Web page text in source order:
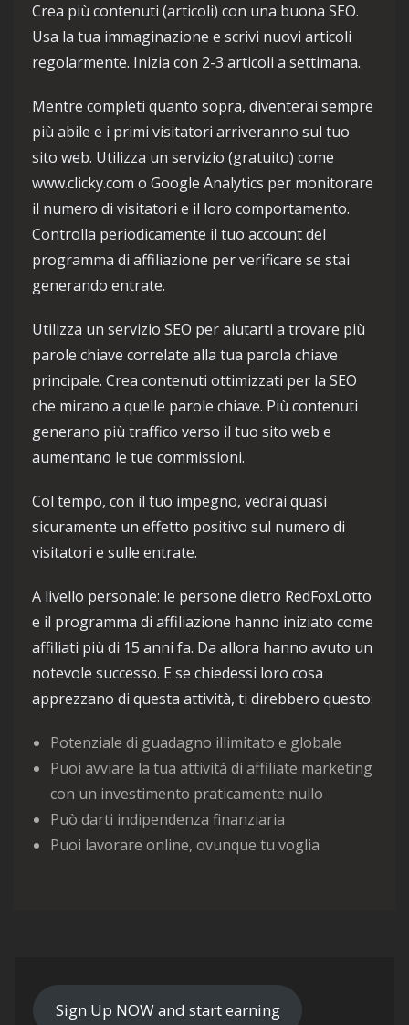
Crea più contenuti (articoli) con una buona SEO.
Usa la tua immaginazione e scrivi nuovi articoli
regolarmente. Inizia con 2-3 articoli a settimana.
Mentre completi quanto sopra, diventerai sempre
più abile e i primi visitatori arriveranno sul tuo
sito web. Utilizza un servizio (gratuito) come
www.clicky.com o Google Analytics per monitorare
il numero di visitatori e il loro comportamento.
Controlla periodicamente il tuo account del
programma di affiliazione per verificare se stai
generando entrate.
Utilizza un servizio SEO per aiutarti a trovare più
parole chiave correlate alla tua parola chiave
principale. Crea contenuti ottimizzati per la SEO
che mirano a quelle parole chiave. Più contenuti
generano più traffico verso il tuo sito web e
aumentano le tue commissioni.
Col tempo, con il tuo impegno, vedrai quasi
sicuramente un effetto positivo sul numero di
visitatori e sulle entrate.
A livello personale: le persone dietro RedFoxLotto
e il programma di affiliazione hanno iniziato come
affiliati più di 15 anni fa. Da allora hanno avuto un
notevole successo. E se chiedessi loro cosa
apprezzano di questa attività, ti direbbero questo:
Potenziale di guadagno illimitato e globale
Puoi avviare la tua attività di affiliate marketing
con un investimento praticamente nullo
Può darti indipendenza finanziaria
Puoi lavorare online, ovunque tu voglia
Sign Up NOW and start earning